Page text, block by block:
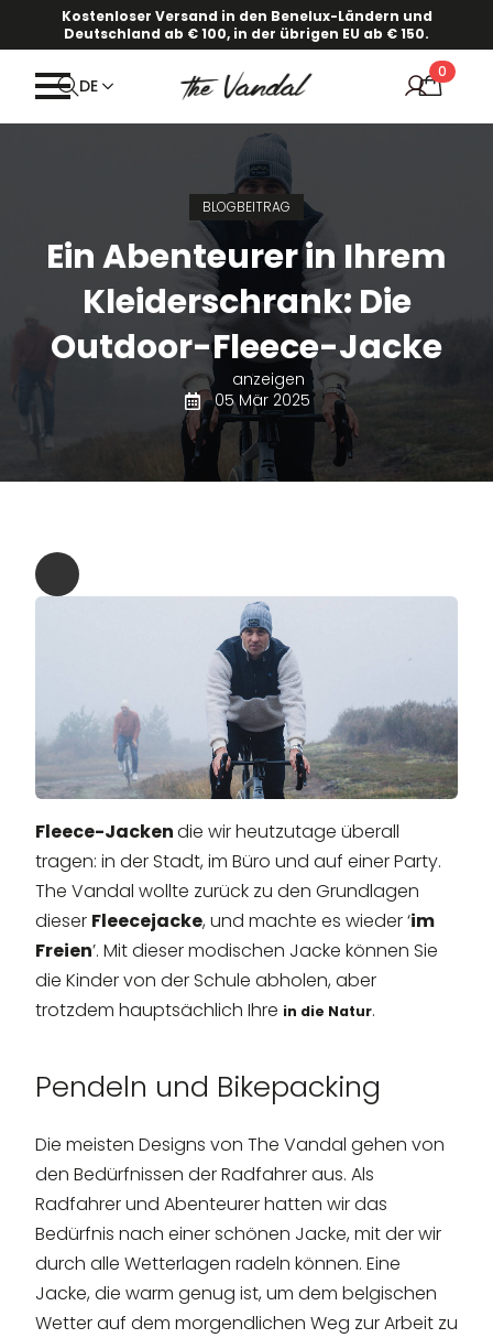
Kostenloser Versand in den Benelux-Ländern und
Deutschland ab € 100, in der übrigen EU ab € 150.
Unsere neue Frühjahr/Sommer-Kollektion ist online!
Informieren Sie sich hier.
DE
0
BLOGBEITRAG
Ein Abenteurer in Ihrem
Kleiderschrank: Die
Outdoor-Fleece-Jacke
anzeigen
05 Mär 2025
Fleece-Jackendie wir heutzutage überall
tragen: in der Stadt, im Büro und auf einer Party.
The Vandal wollte zurück zu den Grundlagen
dieser Fleecejacke, und machte es wieder ‘im
Freien’. Mit dieser modischen Jacke können Sie
die Kinder von der Schule abholen, aber
trotzdem hauptsächlich Ihre in die Natur.
Pendeln und Bikepacking
Die meisten Designs von The Vandal gehen von
den Bedürfnissen der Radfahrer aus. Als
Radfahrer und Abenteurer hatten wir das
Bedürfnis nach einer schönen Jacke, mit der wir
durch alle Wetterlagen radeln können. Eine
Jacke, die warm genug ist, um dem belgischen
Wetter auf dem morgendlichen Weg zur Arbeit zu